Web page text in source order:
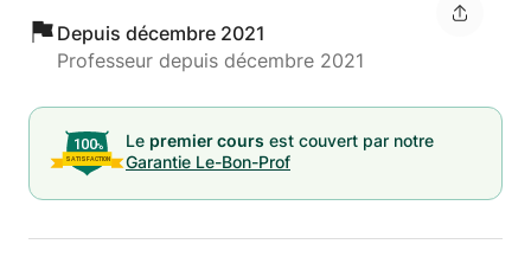
Depuis décembre 2021
Professeur depuis décembre 2021
Le premier cours est couvert par notre
Garantie Le-Bon-Prof